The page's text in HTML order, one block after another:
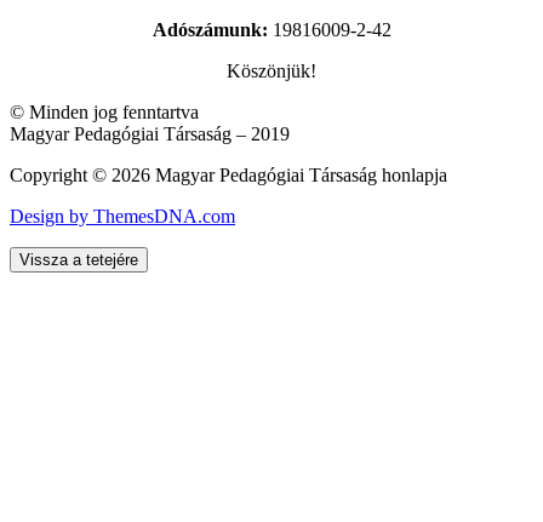
Adószámunk: 19816009-2-42
Köszönjük!
© Minden jog fenntartva
Magyar Pedagógiai Társaság – 2019
Copyright © 2026 Magyar Pedagógiai Társaság honlapja
Design by ThemesDNA.com
Vissza a tetejére